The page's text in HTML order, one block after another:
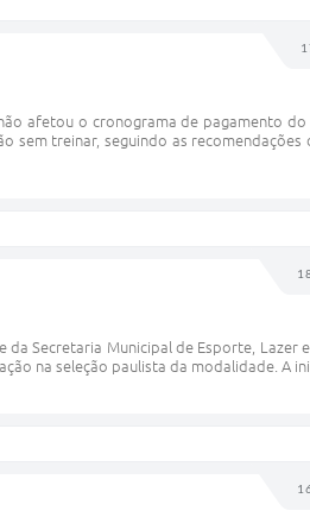
afetou o cronograma de pagamento
sem treinar, seguindo as recomendações
Secretaria Municipal de Esporte, Lazer
na seleção paulista da modalidade. A